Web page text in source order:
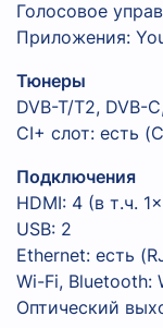
Голосовое
Приложения:
Тюнеры
DVB-T/T2, DVB-
CI+ слот: есть
Подключения
HDMI: 4 (в т.ч.
USB: 2
Ethernet: есть
Wi-Fi, Bluetooth:
Оптический